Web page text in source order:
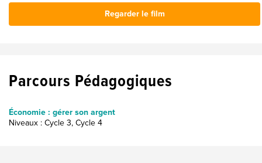
Regarder le film
Parcours Pédagogiques
Économie : gérer son argent
Niveaux : Cycle 3, Cycle 4